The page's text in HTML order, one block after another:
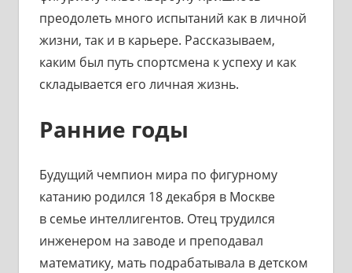
преодолеть много испытаний как в личной
жизни, так и в карьере. Рассказываем,
каким был путь спортсмена к успеху и как
складывается его личная жизнь.
Ранние годы
Будущий чемпион мира по фигурному
катанию родился 18 декабря в Москве
в семье интеллигентов. Отец трудился
инженером на заводе и преподавал
математику, мать подрабатывала в детском